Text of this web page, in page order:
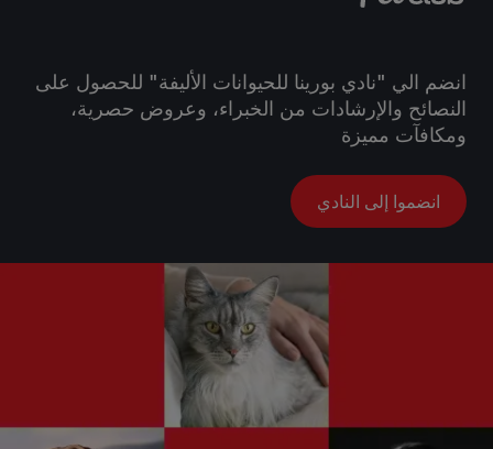
انضم الي "نادي بورينا للحيوانات الأليفة" للحصول على
النصائح والإرشادات من الخبراء، وعروض حصرية،
ومكافآت مميزة
انضموا إلى النادي